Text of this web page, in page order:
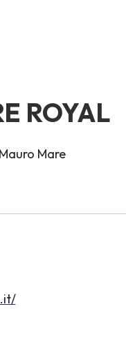
ROYAL
Mare